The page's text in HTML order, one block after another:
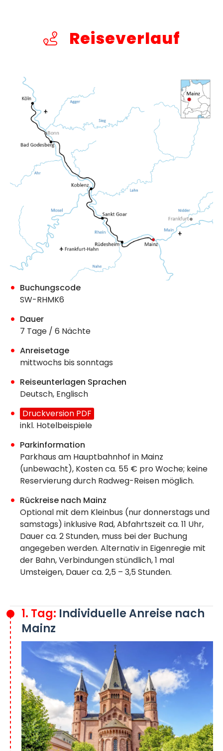
Reiseverlauf
Buchungscode
SW-RHMK6
Dauer
7 Tage / 6 Nächte
Anreisetage
mittwochs bis sonntags
Reiseunterlagen Sprachen
Deutsch, Englisch
Druckversion PDF
inkl. Hotelbeispiele
Parkinformation
Parkhaus am Hauptbahnhof in Mainz
(unbewacht), Kosten ca. 55 € pro Woche; keine
Reservierung durch Radweg-Reisen möglich.
Rückreise nach Mainz
Optional mit dem Kleinbus (nur donnerstags und
samstags) inklusive Rad, Abfahrtszeit ca. 11 Uhr,
Dauer ca. 2 Stunden, muss bei der Buchung
angegeben werden. Alternativ in Eigenregie mit
der Bahn, Verbindungen stündlich, 1 mal
Umsteigen, Dauer ca. 2,5 – 3,5 Stunden.
1. Tag: Individuelle Anreise nach
Mainz